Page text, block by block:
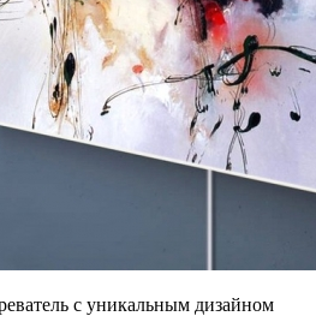
с уникальным дизайном